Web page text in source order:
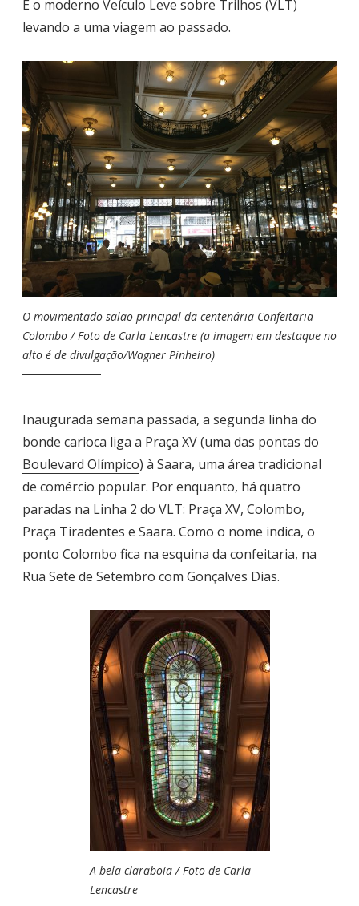
É o moderno Veículo Leve sobre Trilhos (VLT)
levando a uma viagem ao passado.
O movimentado salão principal da centenária Confeitaria
Colombo / Foto de Carla Lencastre (a imagem em destaque no
alto é de divulgação/Wagner Pinheiro)
Inaugurada semana passada, a segunda linha do
bonde carioca liga a Praça XV(uma das pontas do
Boulevard Olímpico) à Saara, uma área tradicional
de comércio popular. Por enquanto, há quatro
paradas na Linha 2 do VLT: Praça XV, Colombo,
Praça Tiradentes e Saara. Como o nome indica, o
ponto Colombo fica na esquina da confeitaria, na
Rua Sete de Setembro com Gonçalves Dias.
A bela claraboia / Foto de Carla
Lencastre